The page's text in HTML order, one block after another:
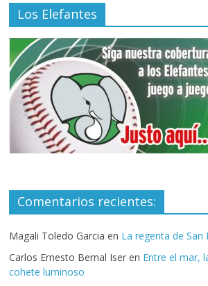
Los Elefantes
Comentarios recientes:
Magali Toledo Garcia en La regenta de
Carlos Ernesto Bernal Iser en Entre el mar,
cohete luminoso